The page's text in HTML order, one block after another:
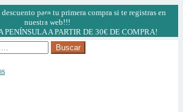
descuento para tu primera compra si te registras en
nuestra web!!!
PENÍNSULA A PARTIR DE 30€ DE COMPRA!
Buscar